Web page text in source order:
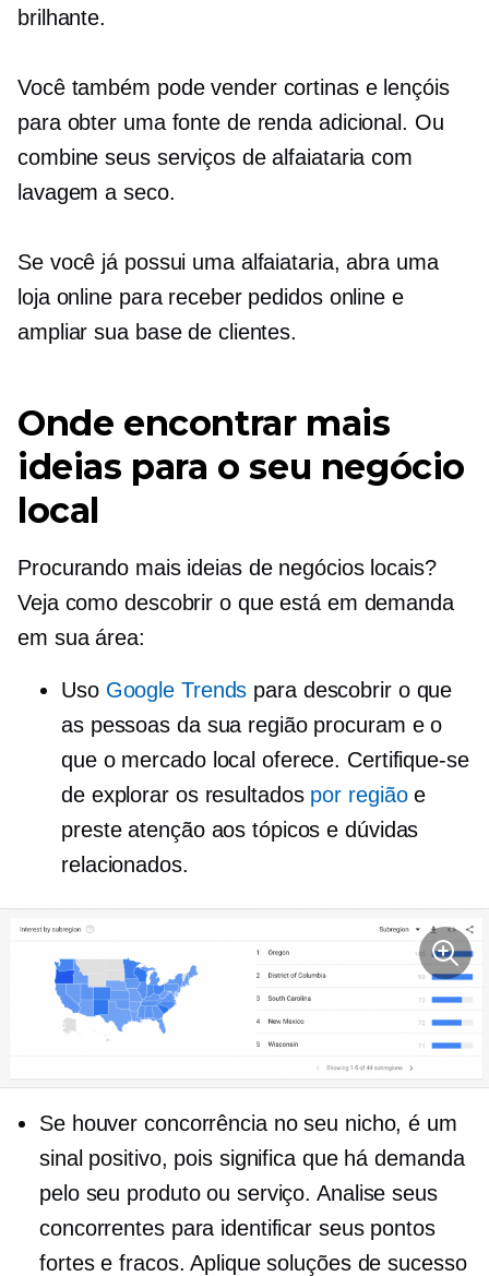
brilhante.
Você também pode vender cortinas e lençóis
para obter uma fonte de renda adicional. Ou
combine seus serviços de alfaiataria com
lavagem a seco.
Se você já possui uma alfaiataria, abra uma
loja online para receber pedidos online e
ampliar sua base de clientes.
Onde encontrar mais
ideias para o seu negócio
local
Procurando mais ideias de negócios locais?
Veja como descobrir o que está em demanda
em sua área:
Uso Google Trends para descobrir o que
as pessoas da sua região procuram e o
que o mercado local oferece. Certifique-se
de explorar os resultados por regiãoe
preste atenção aos tópicos e dúvidas
relacionados.
Se houver concorrência no seu nicho, é um
sinal positivo, pois significa que há demanda
pelo seu produto ou serviço. Analise seus
concorrentes para identificar seus pontos
fortes e fracos. Aplique soluções de sucesso